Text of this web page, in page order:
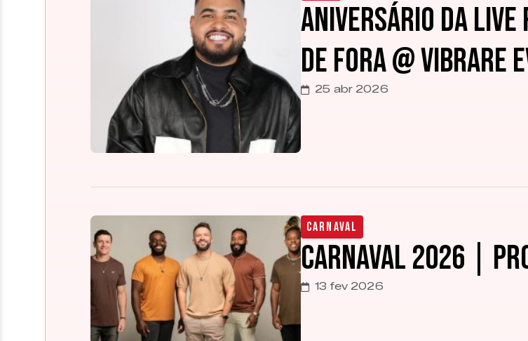
Aniversário da Live
de Fora @ Vibrare
25 abr 2026
Carnaval
Carnaval 2026 |
13 fev 2026